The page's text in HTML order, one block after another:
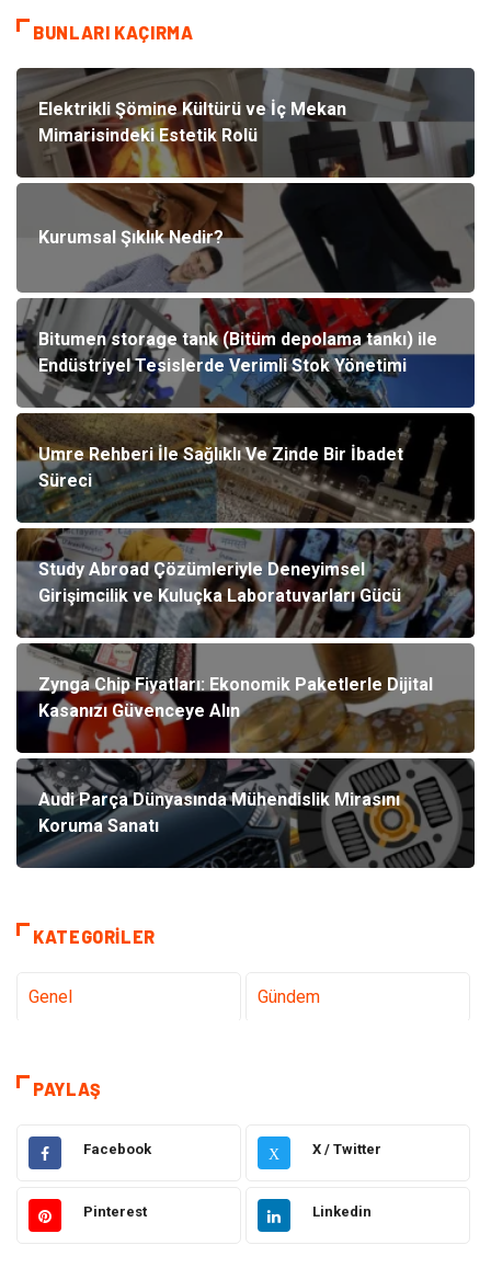
BUNLARI KAÇIRMA
Elektrikli Şömine Kültürü ve İç Mekan
Mimarisindeki Estetik Rolü
Kurumsal Şıklık Nedir?
Bitumen storage tank (Bitüm depolama tankı) ile
Endüstriyel Tesislerde Verimli Stok Yönetimi
Umre Rehberi İle Sağlıklı Ve Zinde Bir İbadet
Süreci
Study Abroad Çözümleriyle Deneyimsel
Girişimcilik ve Kuluçka Laboratuvarları Gücü
Zynga Chip Fiyatları: Ekonomik Paketlerle Dijital
Kasanızı Güvenceye Alın
Audi Parça Dünyasında Mühendislik Mirasını
Koruma Sanatı
KATEGORILER
Genel Gündem
Gıda Elektrik Elektronik
Eğitim & Kariyer Hukuk
PAYLAŞ
Facebook X X / Twitter
Pinterest Linkedin